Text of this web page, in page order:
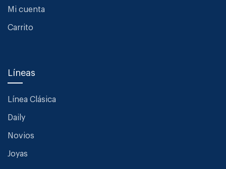
Mi cuenta
Carrito
Líneas
Línea Clásica
Daily
Novios
Joyas